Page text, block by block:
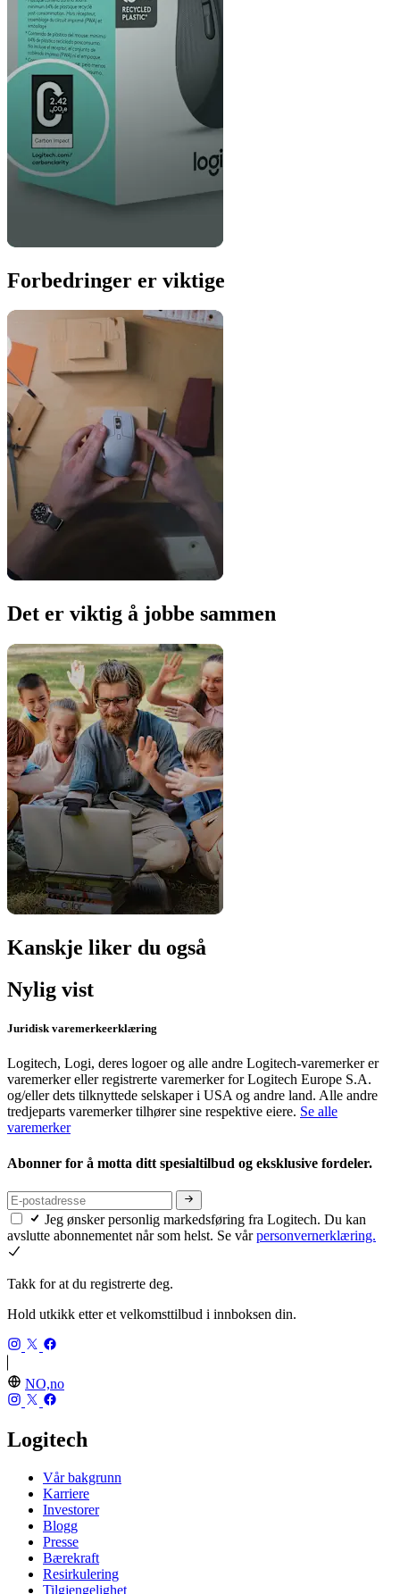
Forbedringer er viktige
Det er viktig å jobbe sammen
Kanskje liker du også
Nylig vist
Juridisk varemerkeerklæring
Logitech, Logi, deres logoer og alle andre Logitech-varemerker er
varemerker eller registrerte varemerker for Logitech Europe S.A.
og/eller dets tilknyttede selskaper i USA og andre land. Alle andre
tredjeparts varemerker tilhører sine respektive eiere. Se alle
varemerker
Abonner for å motta ditt spesialtilbud og eksklusive fordeler.
Jeg ønsker personlig markedsføring fra Logitech. Du kan
avslutte abonnementet når som helst. Se vårpersonvernerklæring.
Takk for at du registrerte deg.
Hold utkikk etter et velkomsttilbud i innboksen din.
NO,no
Logitech
Vår bakgrunn
Karriere
Investorer
Blogg
Presse
Bærekraft
Resirkulering
Tilgjengelighet